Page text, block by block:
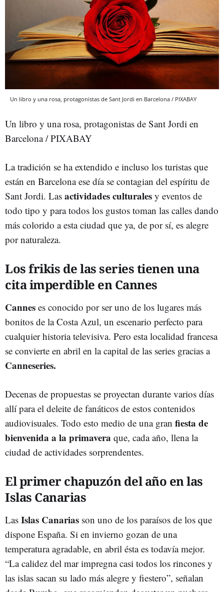
Un libro y una rosa, protagonistas de Sant Jordi en Barcelona / PIXABAY
Un libro y una rosa, protagonistas de Sant Jordi en
Barcelona / PIXABAY
La tradición se ha extendido e incluso los turistas que
están en Barcelona ese día se contagian del espíritu de
Sant Jordi. Las actividades culturales y eventos de
todo tipo y para todos los gustos toman las calles dando
más colorido a esta ciudad que ya, de por sí, es alegre
por naturaleza.
Los frikis de las series tienen una
cita imperdible en Cannes
Cannes es conocido por ser uno de los lugares más
bonitos de la Costa Azul, un escenario perfecto para
cualquier historia televisiva. Pero esta localidad francesa
se convierte en abril en la capital de las series gracias a
Canneseries.
Decenas de propuestas se proyectan durante varios días
allí para el deleite de fanáticos de estos contenidos
audiovisuales. Todo esto medio de una gran fiesta de
bienvenida a la primavera que, cada año, llena la
ciudad de actividades sorprendentes.
El primer chapuzón del año en las
Islas Canarias
Las Islas Canarias son uno de los paraísos de los que
dispone España. Si en invierno gozan de una
temperatura agradable, en abril ésta es todavía mejor.
“La calidez del mar impregna casi todos los rincones y
las islas sacan su lado más alegre y fiestero”, señalan